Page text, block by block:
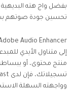
بفضل واج هته
تحسين جودة صوتهم
إلى متناول الأيدي
منتج محتوى، أو
وواجهته السهلة